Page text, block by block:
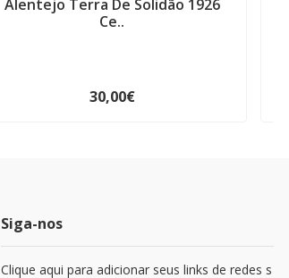
Alentejo Terra De Solidão 1926
Ce..
30,00€
Siga-nos
Clique aqui para adicionar seus links de redes s